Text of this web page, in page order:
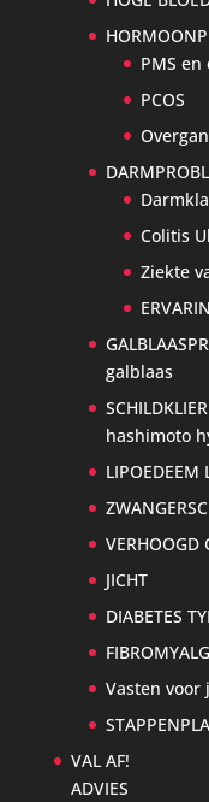
PMS
PCOS
Colitis
Ziekte
galblaas
hashimoto
LIPOEDEEM
VERHOOGD
JICHT
DIABETES
Vasten voor
VAL AF!
ADVIES